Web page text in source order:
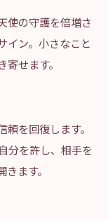
使の守護を倍増さ
イン。小さなこと
せます。
頼を回復します。
分を許し、相手を
ます。